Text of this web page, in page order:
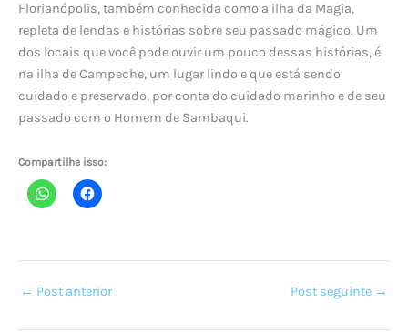
Florianópolis, também conhecida como a ilha da Magia,
repleta de lendas e histórias sobre seu passado mágico. Um
dos locais que você pode ouvir um pouco dessas histórias, é
na ilha de Campeche, um lugar lindo e que está sendo
cuidado e preservado, por conta do cuidado marinho e de seu
passado com o Homem de Sambaqui.
Compartilhe isso:
← Post anterior Post seguinte →